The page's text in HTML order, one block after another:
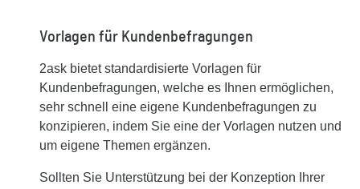
Vorlagen für Kundenbefragungen
2ask bietet standardisierte Vorlagen für
Kundenbefragungen, welche es Ihnen ermöglichen,
sehr schnell eine eigene Kundenbefragungen zu
konzipieren, indem Sie eine der Vorlagen nutzen und
um eigene Themen ergänzen.
Sollten Sie Unterstützung bei der Konzeption Ihrer